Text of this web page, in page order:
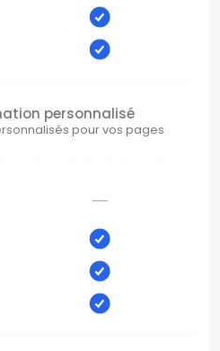
personnalisé
pour vos pages
—